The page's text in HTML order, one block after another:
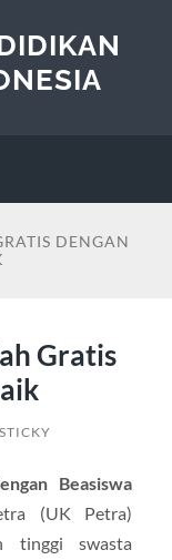
DENGAN
Gratis
STICKY
Beasiswa
(UK Petra)
tinggi swasta